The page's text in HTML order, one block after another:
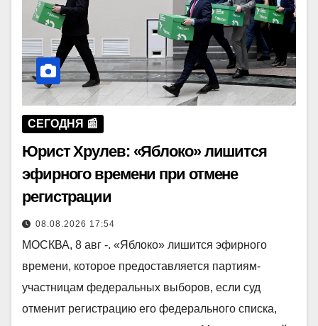
СЕГОДНЯ 📰
Юрист Хрулев: «Яблоко» лишится
эфирного времени при отмене
регистрации
08.08.2026 17:54
МОСКВА, 8 авг -. «Яблоко» лишится эфирного
времени, которое предоставляется партиям-
участницам федеральных выборов, если суд
отменит регистрацию его федерального списка,